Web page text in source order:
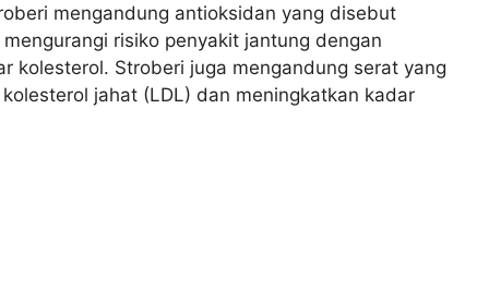
mengandung antioksidan yang disebut
risiko penyakit jantung dengan
kolesterol. Stroberi juga mengandung serat yang
jahat (LDL) dan meningkatkan kadar